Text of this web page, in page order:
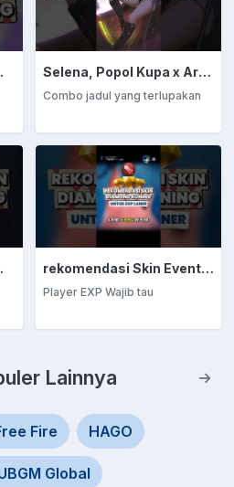
Mage Selena, Popol Kupa x Arrival
Combo jadul yang terlupakan
rekomendasi Skin Event Diamond Kuning: EXP Laner
Player EXP Wajib tau
Lainnya
Fire HAGO
Global